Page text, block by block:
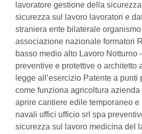
lavoratore gestione della
sicurezza sul lavoro lavoratori e
straniera ente bilaterale
associazione nazionale formatori
basso medio alto Lavoro
preventive e protettive o architetto
legge all’esercizio Patente a punti
come funziona agricoltura
aprire cantiere edile temporaneo e
navali uffici ufficio srl spa
sicurezza sul lavoro medicina del